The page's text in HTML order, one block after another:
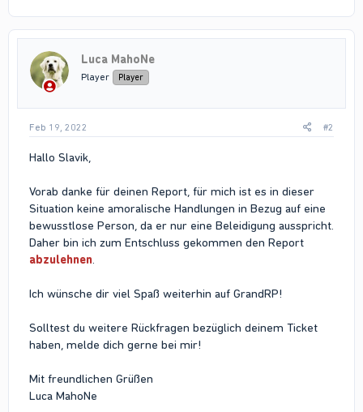
Luca MahoNe
Player Player
Feb 19, 2022 #2
Hallo Slavik,
Vorab danke für deinen Report, für mich ist es in dieser
Situation keine amoralische Handlungen in Bezug auf eine
bewusstlose Person, da er nur eine Beleidigung ausspricht.
Daher bin ich zum Entschluss gekommen den Report
abzulehnen.
Ich wünsche dir viel Spaß weiterhin auf GrandRP!
Solltest du weitere Rückfragen bezüglich deinem Ticket
haben, melde dich gerne bei mir!
Mit freundlichen Grüßen
Luca MahoNe